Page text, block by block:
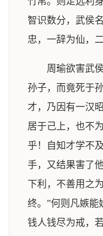
智识数分，武侯
忠，一辞为仙，
周瑜欲害武
孙子，而竟死于
才，乃因有一汉
居于己上，也不
乎！自知才学不
手，又结果害了
下利，不善用之
终。”何则凡嫉能
钱人钱尽为戒，